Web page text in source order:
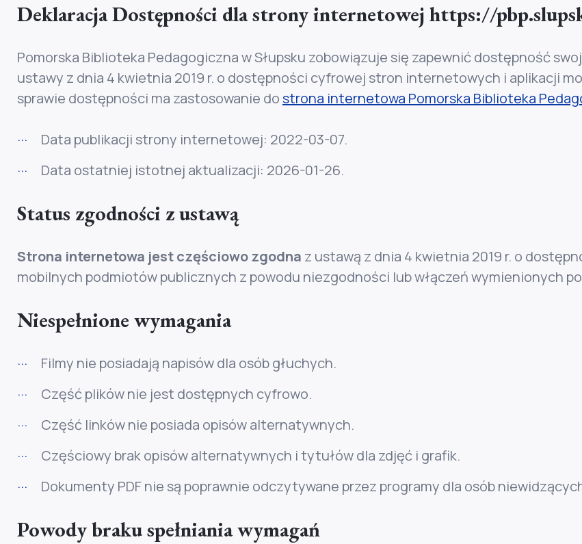
Deklaracja Dostępności dla strony internetowej https://
Pomorska Biblioteka Pedagogiczna w Słupsku zobowiązuje się zapewnić dostępność
ustawy z dnia 4 kwietnia 2019 r. o dostępności cyfrowej stron internetowych i aplikacji
sprawie dostępności ma zastosowanie dostrona internetowa Pomorska Biblioteka
Data publikacji strony internetowej: 2022-03-07.
Data ostatniej istotnej aktualizacji: 2026-01-26.
Status zgodności z ustawą
Strona internetowa jest częściowo zgodna z ustawą z dnia 4 kwietnia 2019 r. o
mobilnych podmiotów publicznych z powodu niezgodności lub włączeń wymienionych
Niespełnione wymagania
Filmy nie posiadają napisów dla osób głuchych.
Część plików nie jest dostępnych cyfrowo.
Część linków nie posiada opisów alternatywnych.
Częściowy brak opisów alternatywnych i tytułów dla zdjęć i grafik.
Dokumenty PDF nie są poprawnie odczytywane przez programy dla osób
Powody braku spełniania wymagań